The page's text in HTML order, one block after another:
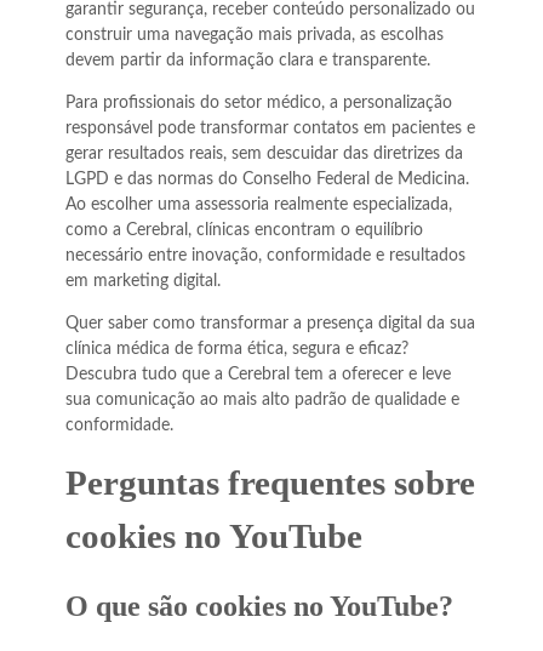
garantir segurança, receber conteúdo personalizado ou
construir uma navegação mais privada, as escolhas
devem partir da informação clara e transparente.
Para profissionais do setor médico, a personalização
responsável pode transformar contatos em pacientes e
gerar resultados reais, sem descuidar das diretrizes da
LGPD e das normas do Conselho Federal de Medicina.
Ao escolher uma assessoria realmente especializada,
como a Cerebral, clínicas encontram o equilíbrio
necessário entre inovação, conformidade e resultados
em marketing digital.
Quer saber como transformar a presença digital da sua
clínica médica de forma ética, segura e eficaz?
Descubra tudo que a Cerebral tem a oferecer e leve
sua comunicação ao mais alto padrão de qualidade e
conformidade.
Perguntas frequentes sobre
cookies no YouTube
O que são cookies no YouTube?